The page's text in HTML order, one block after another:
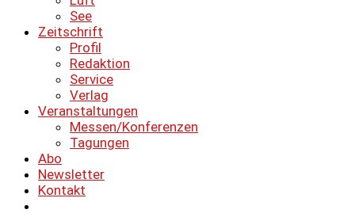
See
Zeitschrift
Profil
Redaktion
Service
Verlag
Veranstaltungen
Messen/Konferenzen
Tagungen
Abo
Newsletter
Kontakt